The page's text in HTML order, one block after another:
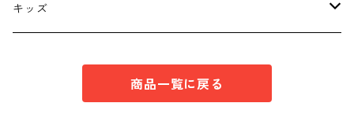
ボトムス
トップス
キッズ
商品一覧に戻る